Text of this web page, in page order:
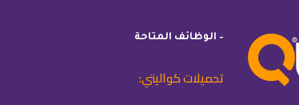
– الوظائف المتاحة
تحميلات كواليتي: